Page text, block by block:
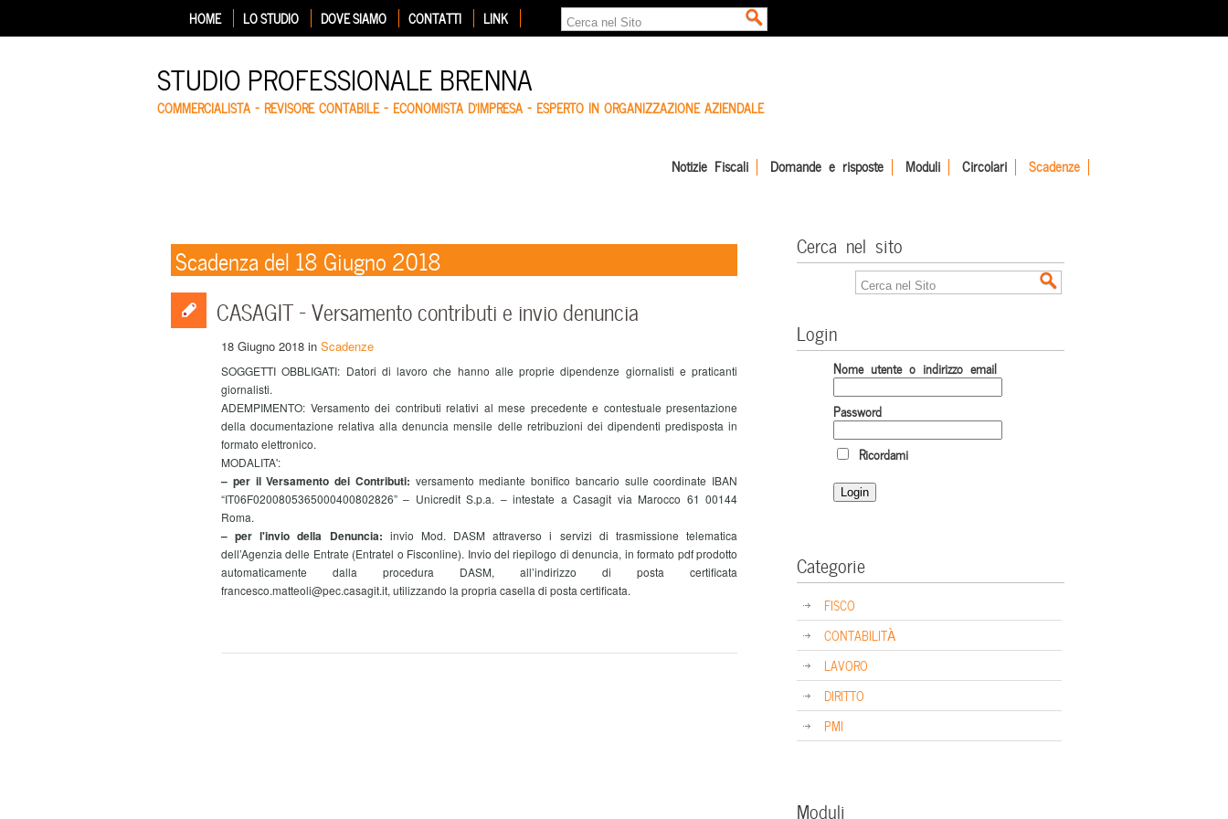
HOME LO STUDIO DOVE SIAMO CONTATTI LINK
STUDIO PROFESSIONALE BRENNA
COMMERCIALISTA – REVISORE CONTABILE – ECONOMISTA D'IMPRESA – ESPERTO IN ORGANIZZAZIONE AZIENDALE
Notizie Fiscali Domande e risposte Moduli Circolari Scadenze
Scadenza del 18 Giugno 2018
CASAGIT – Versamento contributi e invio denuncia
18 Giugno 2018 in Scadenze
SOGGETTI OBBLIGATI: Datori di lavoro che hanno alle proprie dipendenze giornalisti e praticanti
giornalisti.
ADEMPIMENTO: Versamento dei contributi relativi al mese precedente e contestuale presentazione
della documentazione relativa alla denuncia mensile delle retribuzioni dei dipendenti predisposta in
formato elettronico.
MODALITA':
– per il Versamento dei Contributi: versamento mediante bonifico bancario sulle coordinate IBAN
“IT06F0200805365000400802826” – Unicredit S.p.a. – intestate a Casagit via Marocco 61 00144
Roma.
– per l'invio della Denuncia: invio Mod. DASM attraverso i servizi di trasmissione telematica
dell’Agenzia delle Entrate (Entratel o Fisconline). Invio del riepilogo di denuncia, in formato pdf prodotto
automaticamente dalla procedura DASM, all’indirizzo di posta certificata
francesco.matteoli@pec.casagit.it, utilizzando la propria casella di posta certificata.
Cerca nel sito
Login
Nome utente o indirizzo email
Password
Ricordami
Categorie
FISCO
CONTABILITÀ
LAVORO
DIRITTO
PMI
Moduli